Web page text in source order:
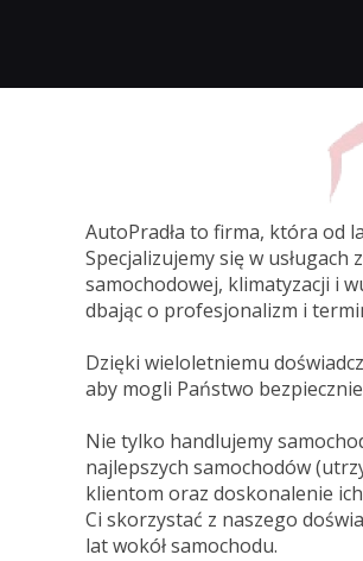
AutoPradła to firma, która od
Specjalizujemy się w
samochodowej, klimatyzacji i
dbając o profesjonalizm i
Dzięki wieloletniemu
aby mogli Państwo
Nie tylko handlujemy
najlepszych samochodów
klientom oraz doskonalenie
Ci skorzystać z naszego
lat wokół samochodu.